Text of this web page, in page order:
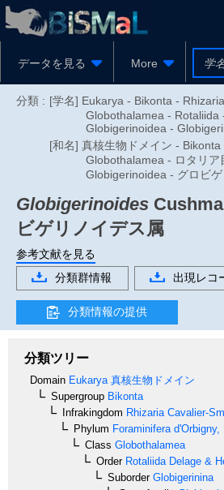
データを見る More
分類 : [学名] Eukarya - Bikonta -
Globothalamea - Rotaliida
Globigerinoidea -
[和名] 真核生物ドメイン -
Globothalamea - ロタリア
Globigerinoidea - グロビ
Globigerinoides
ビゲリノイデス属
参考文献を見る
分類群情報
出現レコ
分類情報の提供
分類ツリー
Domain Eukarya 真核生物ドメイン
Supergroup Bikonta
Infrakingdom Rhizaria Cavalier-
Phylum Foraminifera d'Orbigny,
Class Globothalamea
OrderRotaliida Delage &
SuborderGlobigerinina